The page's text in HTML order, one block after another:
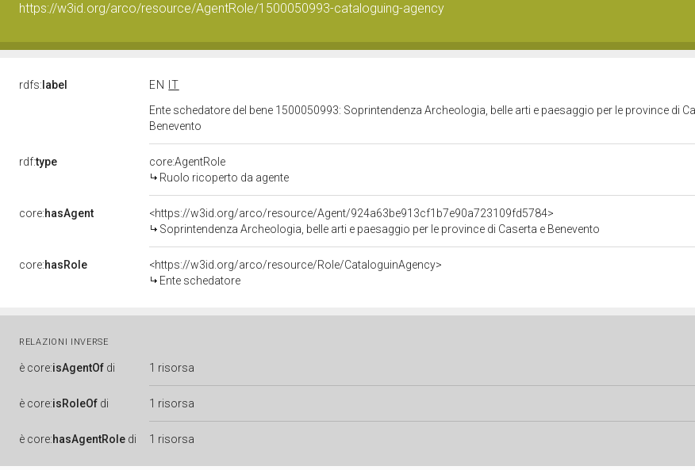
https://w3id.org/arco/resource/AgentRole/1500050993-cataloguing-agency
rdfs: label EN
IT
Ente schedatore del bene 1500050993: Soprintendenza Archeologia, belle arti e paesaggio per le province di
Benevento
rdf:type
core:AgentRole
Ruolo ricoperto da agente
core:hasAgent
<https://w3id.org/arco/resource/Agent/924a63be913cf1b7e90a723109fd5784>
Soprintendenza Archeologia, belle arti e paesaggio per le province di Caserta e Benevento
core:hasRole
<https://w3id.org/arco/resource/Role/CataloguinAgency>
Ente schedatore
RELAZIONI INVERSE
è core:isAgentOf di 1 risorsa
è core:isRoleOf di 1 risorsa
è core:hasAgentRole di 1 risorsa